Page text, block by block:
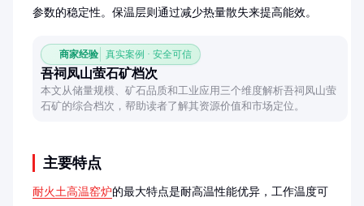
参数的稳定性。保温层则通过减少热量散失来提高能效。
商家经验 真实案例 · 安全可信
吾祠凤山萤石矿档次
本文从储量规模、矿石品质和工业应用三个维度解析吾祠凤山萤
石矿的综合档次，帮助读者了解其资源价值和市场定位。
主要特点
耐火土高温窑炉的最大特点是耐高温性能优异，工作温度可